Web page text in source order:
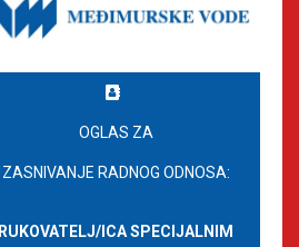
OGLAS ZA
ZASNIVANJE RADNOG ODNOSA:
RUKOVATELJ/ICA SPECIJALNIM